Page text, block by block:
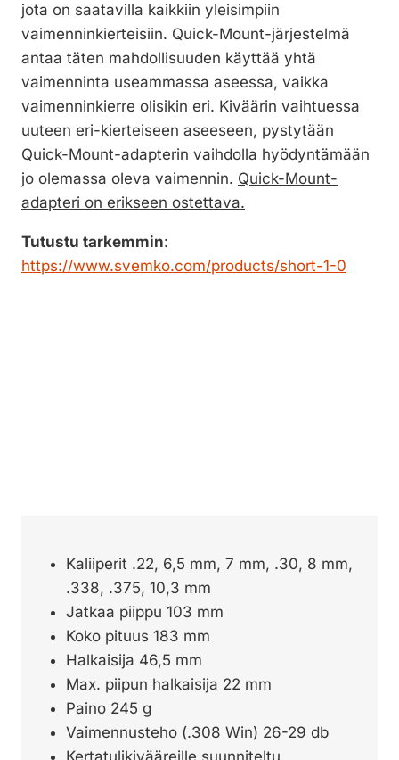
jota on saatavilla kaikkiin yleisimpiin
vaimenninkierteisiin. Quick-Mount-järjestelmä
antaa täten mahdollisuuden käyttää yhtä
vaimenninta useammassa aseessa, vaikka
vaimenninkierre olisikin eri. Kiväärin vaihtuessa
uuteen eri-kierteiseen aseeseen, pystytään
Quick-Mount-adapterin vaihdolla hyödyntämään
jo olemassa oleva vaimennin. Quick-Mount-
adapteri on erikseen ostettava.
Tutustu tarkemmin:
https://www.svemko.com/products/short-1-0
Kaliiperit .22, 6,5 mm, 7 mm, .30, 8 mm,
.338, .375, 10,3 mm
Jatkaa piippu 103 mm
Koko pituus 183 mm
Halkaisija 46,5 mm
Max. piipun halkaisija 22 mm
Paino 245 g
Vaimennusteho (.308 Win) 26-29 db